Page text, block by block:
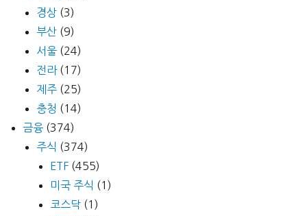
경상 (3)
부산 (9)
서울 (24)
전라(17)
제주 (25)
충청 (14)
금융 (374)
주식 (374)
ETF (455)
미국 주식 (1)
코스닥 (1)